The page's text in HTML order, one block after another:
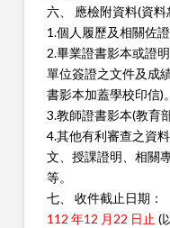
六、 應檢附資料(資料
1.個人履歷及相關佐證
2.畢業證書影本或證
單位簽證之文件及成
書影本加蓋學校印信)。
3.教師證書影本(教育
4.其他有利審查之資
文、授課證明、相關
等。
七、 收件截止日期：
112 年12 月22 日止 (